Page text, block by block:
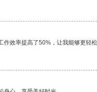
效率提高了50%，让我能够更轻松